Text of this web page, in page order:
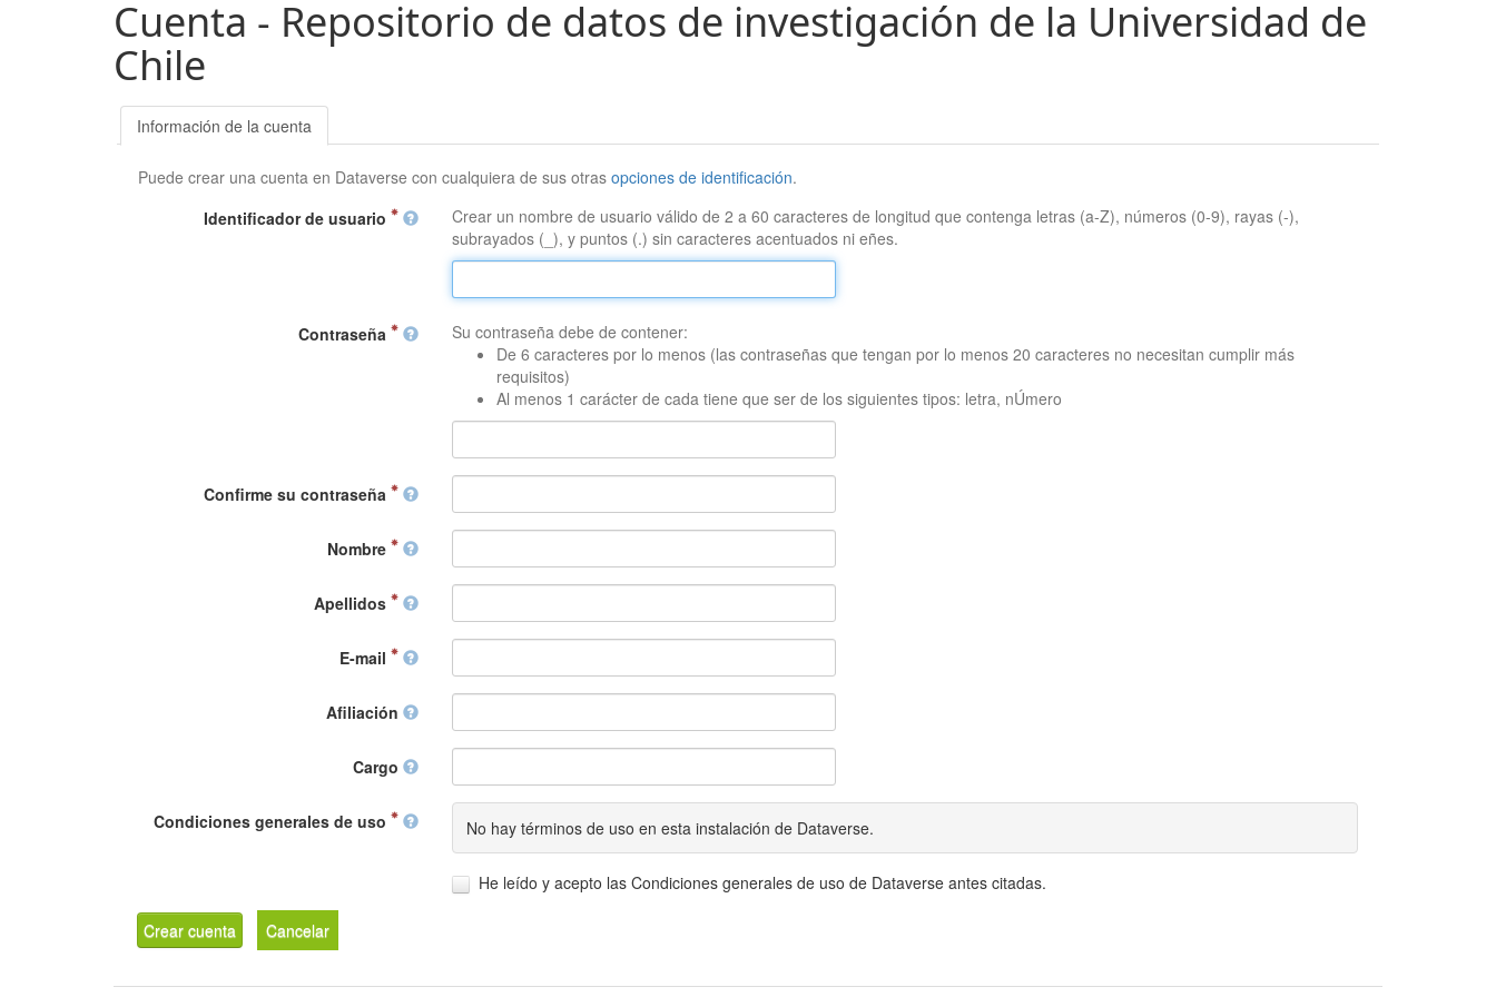
Cuenta - Repositorio de datos de investigación de la Universidad de
Chile
Información de la cuenta
Puede crear una cuenta en Dataverse con cualquiera de sus otrasopciones de identificación.
Identificador de usuario
Crear un nombre de usuario válido de 2 a 60 caracteres de longitud que contenga letras (a-Z), números (0-9), rayas (-),
subrayados (_), y puntos (.) sin caracteres acentuados ni eñes.
Contraseña
Su contraseña debe de contener:
De 6 caracteres por lo menos (las contraseñas que tengan por lo menos 20 caracteres no necesitan cumplir más
requisitos)
Al menos 1 carácter de cada tiene que ser de los siguientes tipos: letra, nÚmero
Confirme su contraseña
Nombre
Apellidos
E-mail
Afiliación
Cargo
Condiciones generales de uso No hay términos de uso en esta instalación de Dataverse.
He leído y acepto las Condiciones generales de uso de Dataverse antes citadas.
Crear cuenta Cancelar